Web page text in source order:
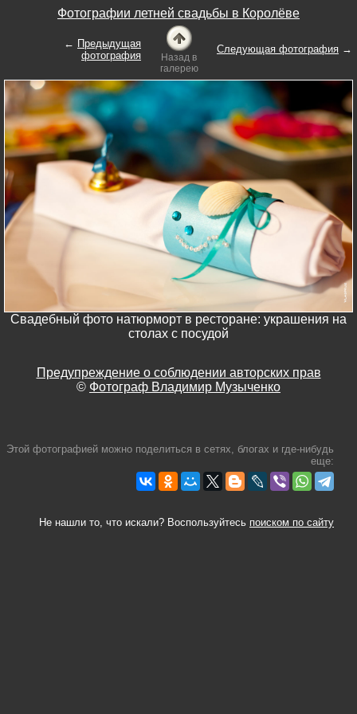
Фотографии летней свадьбы в Королёве
← Предыдущая
фотография
Назад в
галерею
Следующая фотография →
Свадебный фото натюрморт в ресторане: украшения на
столах с посудой
Предупреждение о соблюдении авторских прав
© Фотограф Владимир Музыченко
Этой фотографией можно поделиться в сетях, блогах и где-нибудь
еще:
Не нашли то, что искали? Воспользуйтесь поиском по сайту